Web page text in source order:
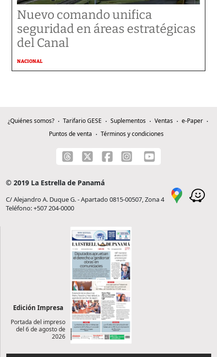
Nuevo comando unifica
seguridad en áreas estratégicas
del Canal
NACIONAL
¿Quiénes somos? Tarifario GESE Suplementos Ventas
e-Paper
Puntos de venta
Términos y condiciones
© 2019 La Estrella de Panamá
C/ Alejandro A. Duque G. - Apartado 0815-00507, Zona 4
Teléfono: +507 204-0000
Edición Impresa
Portada del impreso
del 6 de agosto de
2026